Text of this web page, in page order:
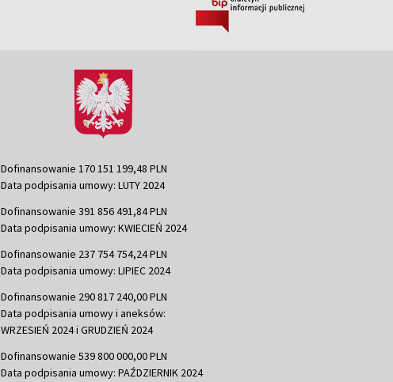
Dofinansowanie 170 151 199,48 PLN
Data podpisania umowy: LUTY 2024
Dofinansowanie 391 856 491,84 PLN
Data podpisania umowy: KWIECIEŃ 2024
Dofinansowanie 237 754 754,24 PLN
Data podpisania umowy: LIPIEC 2024
Dofinansowanie 290 817 240,00 PLN
Data podpisania umowy i aneksów:
WRZESIEŃ 2024 i GRUDZIEŃ 2024
Dofinansowanie 539 800 000,00 PLN
Data podpisania umowy: PAŹDZIERNIK 2024